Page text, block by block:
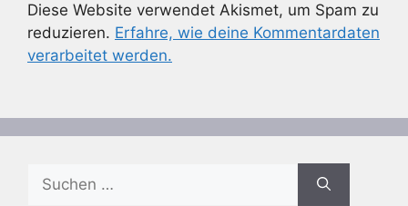
Diese Website verwendet Akismet, um Spam zu
reduzieren. Erfahre, wie deine Kommentardaten
verarbeitet werden.
nach: